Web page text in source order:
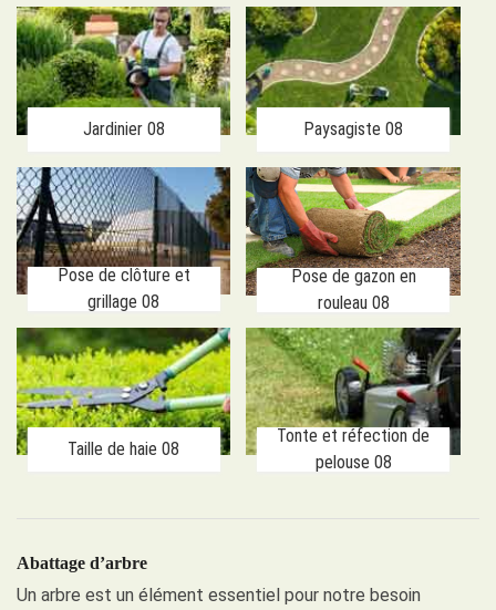
Jardinier 08 Paysagiste 08
Pose de clôture et
grillage 08
Pose de gazon en
rouleau 08
Taille de haie 08
Tonte et réfection de
pelouse 08
Abattage d’arbre
Un arbre est un élément essentiel pour notre besoin